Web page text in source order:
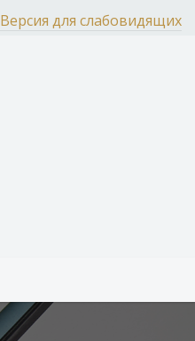
Версия для слабовидящих